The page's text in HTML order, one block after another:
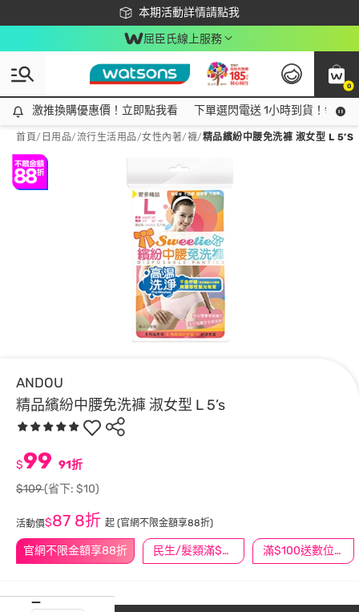
本期活動詳情請點我
下載app最高回饋$350
屈臣氏線上服務
0
激推換購優惠價！立即點我看
激推換購優惠價！立即點我看 下單選閃電送 1小時到貨！領神
首頁/ 日用品/流行生活用品/女性內著/襪/精品繽紛中腰免洗褲 淑女型 L 5’S
ANDOU
精品繽紛中腰免洗褲 淑女型 L 5’s
官網不限金額享88折 民生/髮類滿$388送舒潔冰巾 滿$100送數位印花
$99 91折
$109(省下: $10)
活動價$87 8折 起 (官網不限金額享88折)